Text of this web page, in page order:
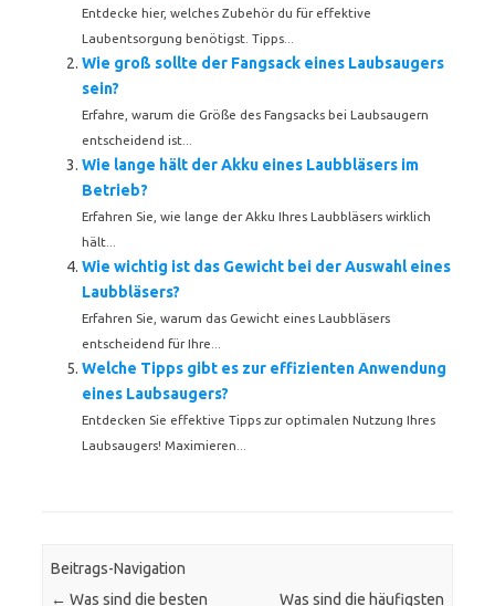
Entdecke hier, welches Zubehör du für effektive
Laubentsorgung benötigst. Tipps...
Wie groß sollte der Fangsack eines Laubsaugers
sein?
Erfahre, warum die Größe des Fangsacks bei Laubsaugern
entscheidend ist...
Wie lange hält der Akku eines Laubbläsers im
Betrieb?
Erfahren Sie, wie lange der Akku Ihres Laubbläsers wirklich
hält...
Wie wichtig ist das Gewicht bei der Auswahl eines
Laubbläsers?
Erfahren Sie, warum das Gewicht eines Laubbläsers
entscheidend für Ihre...
Welche Tipps gibt es zur effizienten Anwendung
eines Laubsaugers?
Entdecken Sie effektive Tipps zur optimalen Nutzung Ihres
Laubsaugers! Maximieren...
Beitrags-Navigation
← Was sind die besten
Was sind die häufigsten